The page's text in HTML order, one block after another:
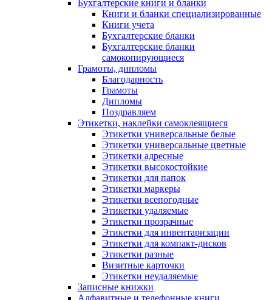
Бухгалтерские книги и бланки
Книги и бланки специализированные
Книги учета
Бухгалтерские бланки
Бухгалтерские бланки
самокопирующиеся
Грамоты, дипломы
Благодарность
Грамоты
Дипломы
Поздравляем
Этикетки, наклейки самоклеящиеся
Этикетки универсальные белые
Этикетки универсальные цветные
Этикетки адресные
Этикетки высокостойкие
Этикетки для папок
Этикетки маркеры
Этикетки всепогодные
Этикетки удаляемые
Этикетки прозрачные
Этикетки для инвентаризации
Этикетки для компакт-дисков
Этикетки разные
Визитные карточки
Этикетки неудаляемые
Записные книжки